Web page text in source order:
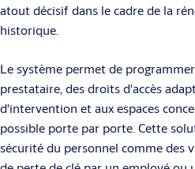
atout décisif dans le cadre de la
historique.
Le système permet de
prestataire, des droits d'accès
d'intervention et aux espaces
possible porte par porte. Cette
sécurité du personnel comme des